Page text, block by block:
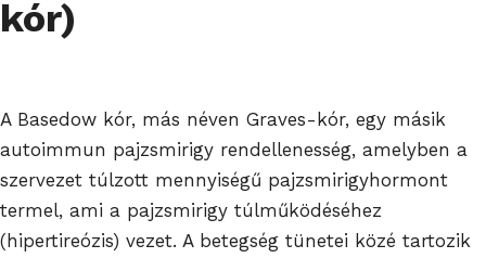
kór)
A Basedow kór, más néven Graves-kór, egy másik
autoimmun pajzsmirigy rendellenesség, amelyben a
szervezet túlzott mennyiségű pajzsmirigyhormont
termel, ami a pajzsmirigy túlműködéséhez
(hipertireózis) vezet. A betegség tünetei közé tartozik